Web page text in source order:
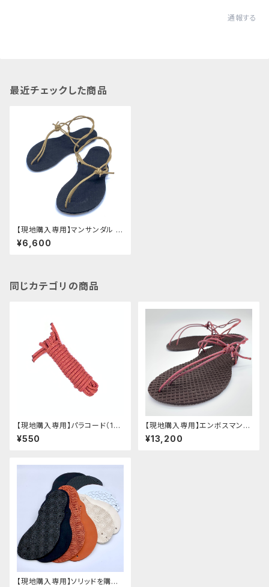
通報する
最近チェックした商品
【現地購入専用】マンサンダル ソ
リッド【未組み立て材料のみ】
¥6,600
同じカテゴリの商品
【現地購入専用】パラコード（1足
分）
¥550
【現地購入専用】エンボスマンサ
ンダル【未組み立て材料のみ】
¥13,200
【現地購入専用】ソリッドを購入